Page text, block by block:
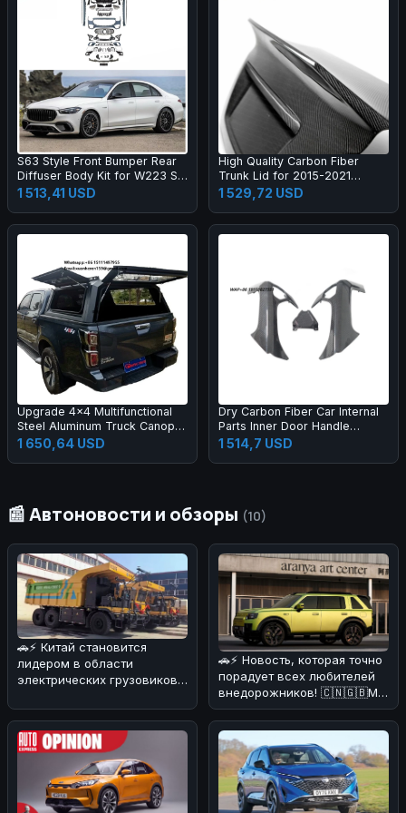
S63 Style Front Bumper Rear
Diffuser Body Kit for W223 S-
Class Normal Upgrade S63
Body Kit
1 513,41 USD
High Quality Carbon Fiber
Trunk Lid for 2015-2021
Exclusive Modified Rear Taiate
1 529,72 USD
Upgrade 4x4 Multifunctional
Steel Aluminum Truck Canopy
Upgraded Tempered Glass
Windows DMAX Tacoma
1 650,64 USD
Dry Carbon Fiber Car Internal
Parts Inner Door Handle
(Replacement) for Lambo
Huracan LP580 LP610 2014-
1 514,7 USD
📰 Автоновости и обзоры (10)
🚗⚡ Китай становится
лидером в области
электрических грузовиков!
начал работат
🚗⚡ Новость, которая точно
порадует всех любителей
внедорожников! 🇨🇳🇬🇧Мы
разобрались в деталях и